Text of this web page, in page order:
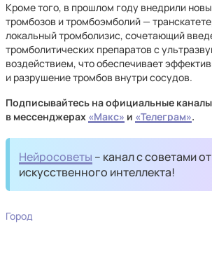
Кроме того, в прошлом году внедрили
тромбозов и тромбоэмболий —
локальный тромболизис, сочетающий
тромболитических препаратов с
воздействием, что обеспечивает
и разрушение тромбов внутри сосудов.
Подписывайтесь на официальные
в мессенджерах «Макс» и «Телеграм».
Нейросоветы – канал с советами от
искусственного интеллекта!
Город